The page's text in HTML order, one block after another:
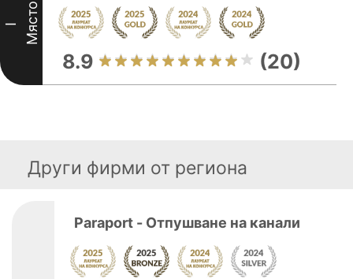
I Място
8.9 (20)
Други фирми от региона
Paraport - Отпушване на канали